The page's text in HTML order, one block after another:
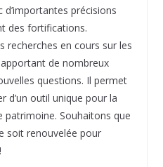
d’importantes précisions
des fortifications.
recherches en cours sur les
de nombreux
questions. Il permet
d’un outil unique pour la
patrimoine. Souhaitons que
soit renouvelée pour